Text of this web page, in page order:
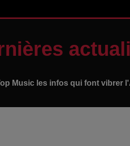
Music les infos qui font vibrer